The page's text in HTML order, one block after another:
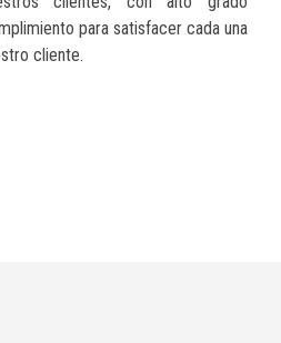
ento para satisfacer cada una
cliente.